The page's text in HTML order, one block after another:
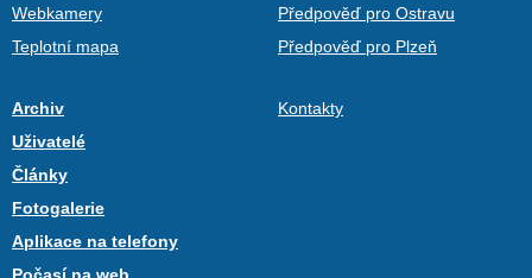
Webkamery
Teplotní mapa
Předpověď pro Ostravu
Předpověď pro Plzeň
Archiv
Uživatelé
Články
Fotogalerie
Aplikace na telefony
Kontakty